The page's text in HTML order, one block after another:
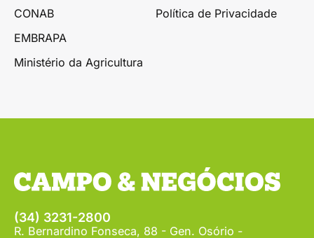
CONAB
EMBRAPA
Ministério da Agricultura
Política de Privacidade
(34) 3231-2800
R. Bernardino Fonseca, 88 - Gen. Osório -